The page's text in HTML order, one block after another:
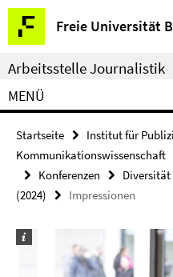
Springe
direkt
zu
Inhalt
Freie Universität
Service-
Navigation
Arbeitsstelle Journalistik
MENÜ
Startseite
Institut für
Kommunikationswissenschaft
Konferenzen
(2024)
Impressionen